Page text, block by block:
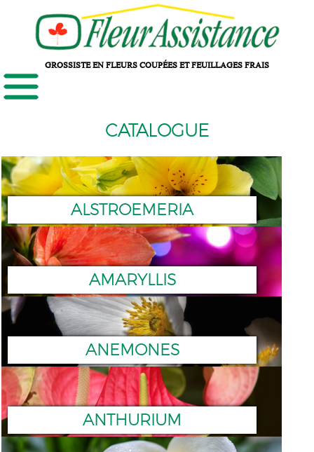
GROSSISTE EN FLEURS COUPÉES ET FEUILLAGES FRAIS
CATALOGUE
ALSTROEMERIA
AMARYLLIS
ANEMONES
ANTHURIUM